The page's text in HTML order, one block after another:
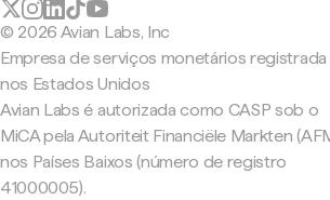
© 2026 Avian Labs, Inc
Empresa de serviços monetários registrada
nos Estados Unidos
Avian Labs é autorizada como CASP sob o
MiCA pela Autoriteit Financiële Markten
nos Países Baixos (número de registro
41000005).